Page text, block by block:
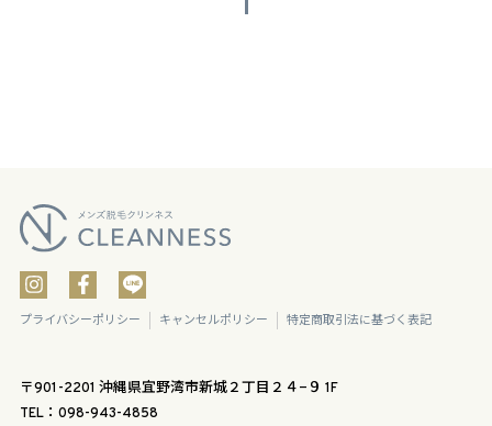
プライバシーポリシー キャンセルポリシー 特定商取引法に基づく表記
〒901-2201 沖縄県宜野湾市新城２丁目２４−９ 1F
TEL：098-943-4858